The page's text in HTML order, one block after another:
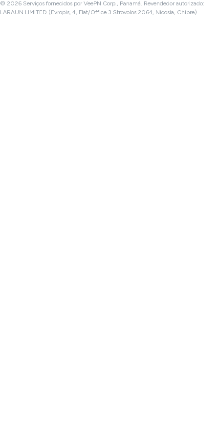
© 2026 Serviços fornecidos por VeePN Corp., Panamá. Revendedor autorizado:
LARAUN LIMITED (Evropis, 4, Flat/Office 3 Strovolos 2064, Nicosia, Chipre)